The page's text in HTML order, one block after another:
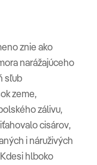
znie ako
narážajúceho
sľub
zeme,
zálivu,
cisárov,
i náruživých
hlboko